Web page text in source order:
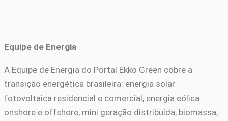
Equipe de Energia
A Equipe de Energia do Portal Ekko Green cobre a
transição energética brasileira: energia solar
fotovoltaica residencial e comercial, energia eólica
onshore e offshore, mini geração distribuída, biomassa,